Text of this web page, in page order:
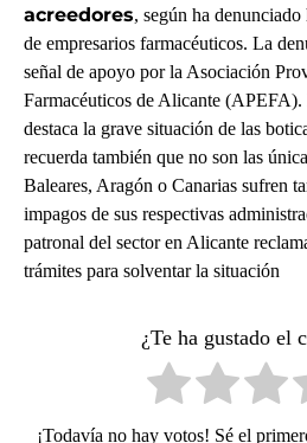
acreedores, según ha
de empresarios farmacéuticos. La
señal de apoyo por la Asociación
Farmacéuticos de Alicante
destaca la grave situación de las
recuerda también que no son las
Baleares, Aragón o Canarias sufren
impagos de sus respectivas
patronal del sector en Alicante
trámites para solventar la situación
¿Te ha gustado el
¡Todavía no hay votos! Sé el